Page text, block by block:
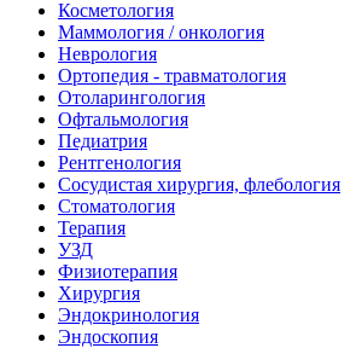
Косметология
Маммология / онкология
Неврология
Ортопедия - травматология
Отоларингология
Офтальмология
Педиатрия
Рентгенология
Сосудистая хирургия, флебология
Стоматология
Терапия
УЗД
Физиотерапия
Хирургия
Эндокринология
Эндоскопия